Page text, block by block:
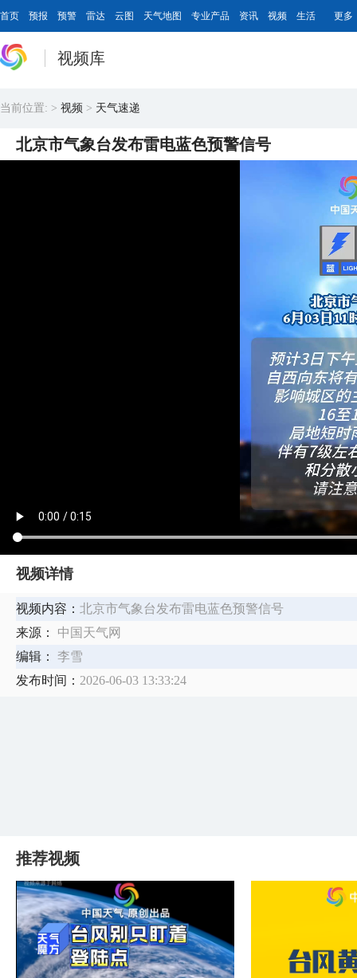
首页 预报 预警 雷达 云图 天气地图 专业产品 资讯 视频 生活 更多
视频库
当前位置: > 视频 > 天气速递
北京市气象台发布雷电蓝色预警信号
视频详情
视频内容： 北京市气象台发布雷电蓝色预警信号
来源：
中国天气网
编辑：
李雪
发布时间： 2026-06-03 13:33:24
推荐视频